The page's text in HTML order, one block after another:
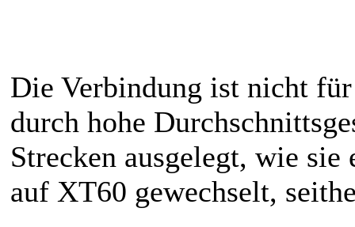
Die Verbindung ist nicht
durch hohe
Strecken ausgelegt, wie
auf XT60 gewechselt,